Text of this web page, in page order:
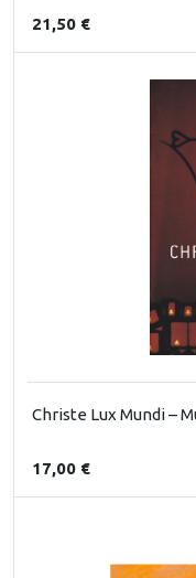
21,50 €
Christe Lux Mundi –
17,00 €